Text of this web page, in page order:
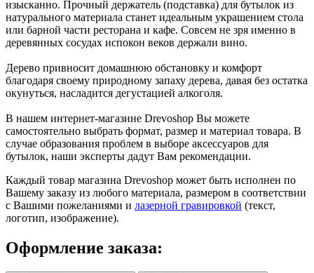
изысканно. Прочный держатель (подставка) для бутылок из
натурального материала станет идеальным украшением стола
или барной части ресторана и кафе. Совсем не зря именно в
деревянных сосудах испокон веков держали вино.
Дерево привносит домашнюю обстановку и комфорт
благодаря своему природному запаху дерева, давая без остатка
окунуться, насладится дегустацией алкоголя.
В нашем интернет-магазине Drevoshop Вы можете
самостоятельно выбрать формат, размер и материал товара. В
случае образования проблем в выборе аксессуаров для
бутылок, наши эксперты дадут Вам рекомендации.
Каждый товар магазина Drevoshop может быть исполнен по
Вашему заказу из любого материала, размером в соответствии
с Вашими пожеланиями и лазерной гравировкой (текст,
логотип, изображение).
Оформление заказа: